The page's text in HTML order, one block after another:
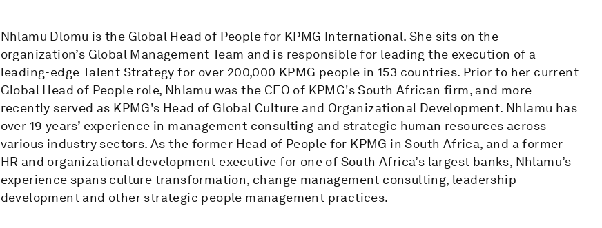
Nhlamu Dlomu is the Global Head of People for KPMG International. She sits on the
organization’s Global Management Team and is responsible for leading the execution of a
leading-edge Talent Strategy for over 200,000 KPMG people in 153 countries. Prior to her current
Global Head of People role, Nhlamu was the CEO of KPMG's South African firm, and more
recently served as KPMG's Head of Global Culture and Organizational Development. Nhlamu has
over 19 years’ experience in management consulting and strategic human resources across
various industry sectors. As the former Head of People for KPMG in South Africa, and a former
HR and organizational development executive for one of South Africa’s largest banks, Nhlamu’s
experience spans culture transformation, change management consulting, leadership
development and other strategic people management practices.